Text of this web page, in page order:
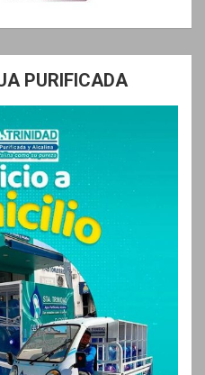
PURIFICADA